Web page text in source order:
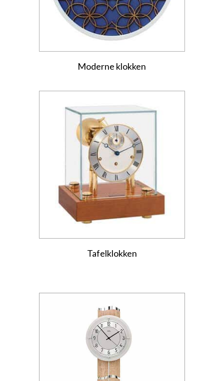
Moderne klokken
Tafelklokken